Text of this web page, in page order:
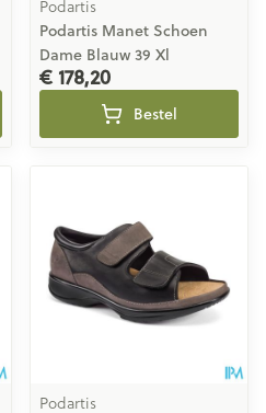
Podartis
Podartis Manet Schoen
Dame Blauw 39 Xl
€ 178,20
Bestel
Podartis